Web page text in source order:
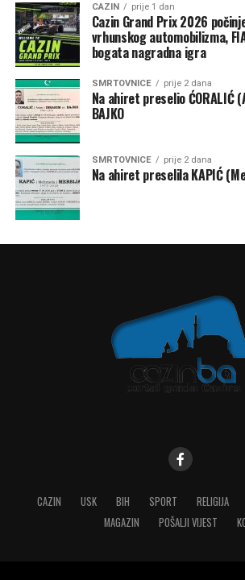
CAZIN prije 1 dan
Cazin Grand Prix 2026
vrhunskog automobilizma,
bogata nagradna igra
SMRTOVNICE prije 2 dana
Na ahiret preselio ĆORALIĆ
BAJKO
SMRTOVNICE prije 2 dana
Na ahiret preselila KAPIĆ
CAZIN USK BIH SPORT RELIGIJA
MAGAZIN
POŠALJI VIJEST